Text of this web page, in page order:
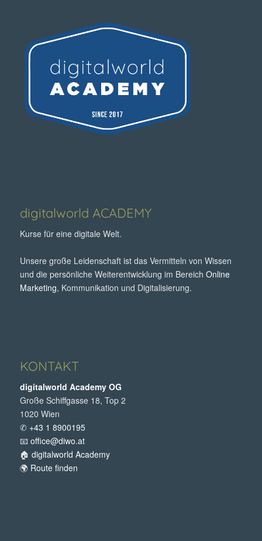
digitalworld ACADEMY
Kurse für eine digitale Welt.
Unsere große Leidenschaft ist das Vermitteln von Wissen
und die persönliche Weiterentwicklung im Bereich Online
Marketing, Kommunikation und Digitalisierung.
KONTAKT
digitalworld Academy OG
Große Schiffgasse 18, Top 2
1020 Wien
✆ +43 1 8900195
📧 office@diwo.at
🏠 digitalworld Academy
🌍 Route finden